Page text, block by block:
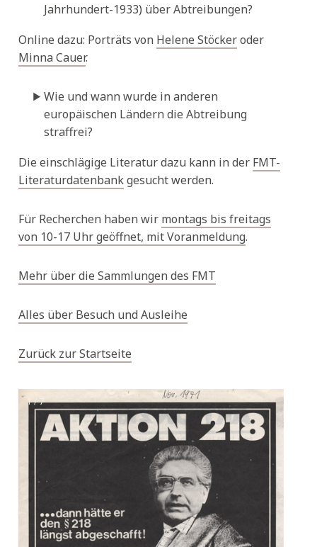
Jahrhundert-1933) über Abtreibungen?
Online dazu: Porträts von Helene Stöckeroder
Minna Cauer.
Wie und wann wurde in anderen
europäischen Ländern die Abtreibung
straffrei?
Die einschlägige Literatur dazu kann in der FMT-
Literaturdatenbankgesucht werden.
Für Recherchen haben wir montags bis freitags
von 10-17 Uhr geöffnet, mit Voranmeldung.
Mehr über die Sammlungen des FMT
Alles über Besuch und Ausleihe
Zurück zur Startseite
1 / 7